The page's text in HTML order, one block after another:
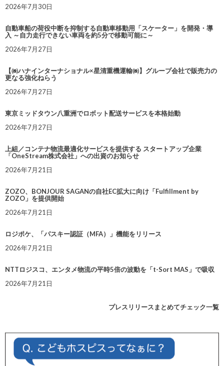
2026年7月30日
自動車船の荷役中断を抑制する自動車移動用「スケーター」を開発・導
入 ～自力走行できない車両を約5分で移動可能に～
2026年7月27日
【㈱ハナインターナショナル×星清重機運輸㈱】グループ会社で販売力の
更なる強化ねらう
2026年7月27日
東京ミッドタウン八重洲でロボット配送サービスを本格始動
2026年7月27日
上組／コンテナ物流最適化サービスを提供する スタートアップ企業
「OneStream株式会社」への出資のお知らせ
2026年7月21日
ZOZO、BONJOUR SAGANの自社EC拡大に向け「Fulfillment by
ZOZO」を提供開始
2026年7月21日
ロジポケ、「パスキー認証（MFA）」機能をリリース
2026年7月21日
NTTロジスコ、エンタメ物流の平時5倍の波動を「t-Sort MAS」で吸収
2026年7月21日
プレスリリースまとめてチェック一覧